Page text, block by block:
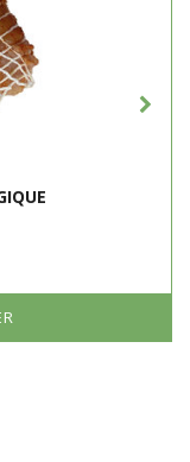
d'eau et laissez mijoter
Avec le couvercle à
et ensuite.